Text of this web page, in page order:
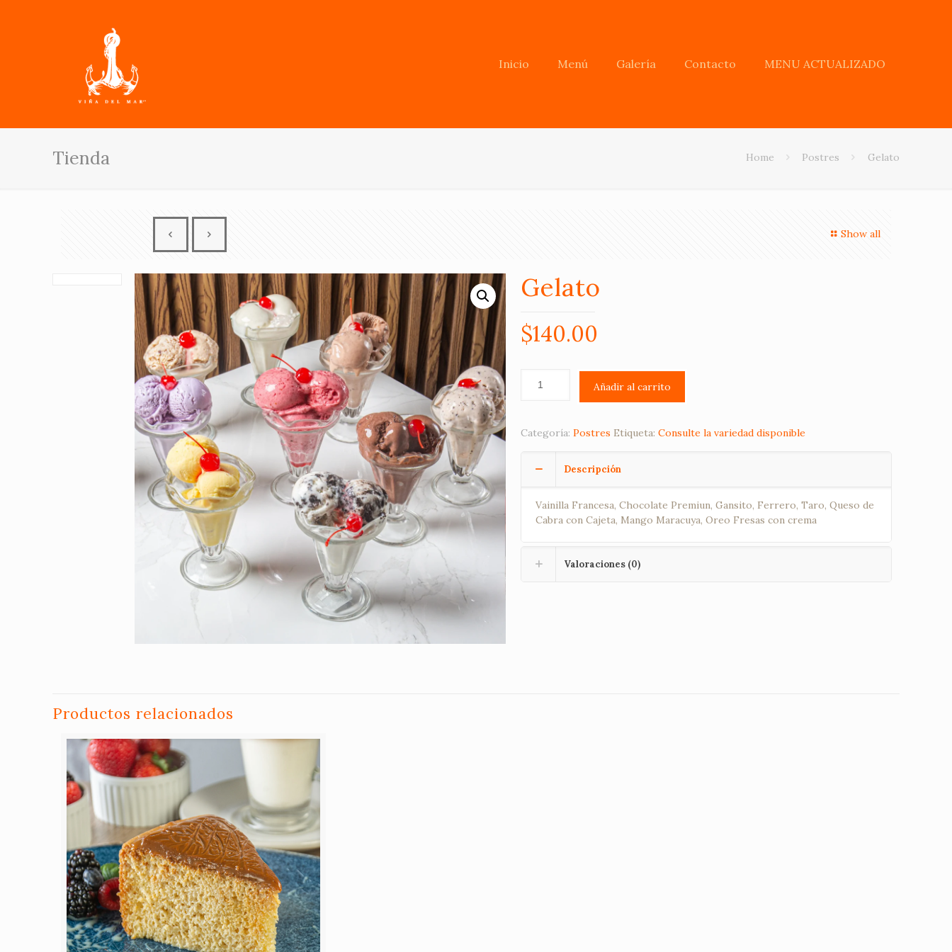
Inicio Menú Galería Contacto MENU ACTUALIZADO
Tienda Home Postres Gelato
Show all
Gelato
$140.00
Añadir al carrito
Categoría:Postres Etiqueta:Consulte la variedad disponible
Descripción
Vainilla Francesa, Chocolate Premiun, Gansito, Ferrero, Taro, Queso de
Cabra con Cajeta, Mango Maracuya, Oreo Fresas con crema
Valoraciones (0)
Productos relacionados